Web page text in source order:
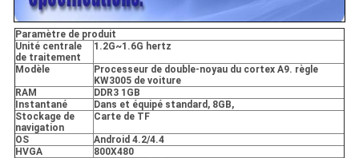
Paramètre de produit
Unité centrale
de traitement
1.2G~1.6G hertz
Modèle
Processeur de double-noyau du cortex A9. règle
KW3005 de voiture
RAM
DDR3 1GB
Instantané
Dans et équipé standard, 8GB,
Stockage de
navigation
Carte de TF
OS
Android 4.2/4.4
HVGA
800X480